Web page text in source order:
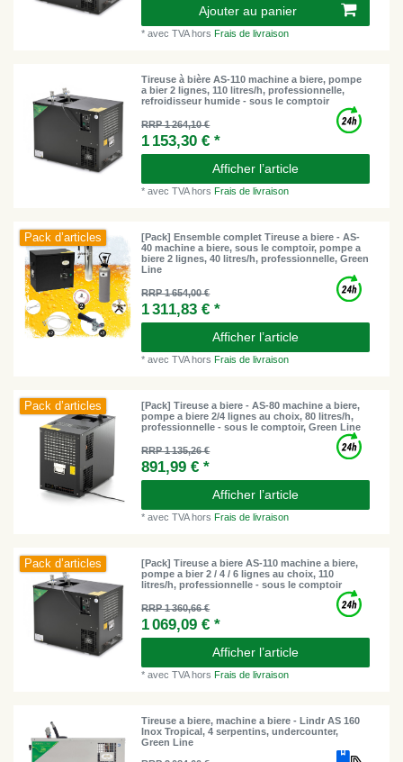
Ajouter au panier
*avec TVAhorsFrais de livraison
Tireuse à bière AS-110 machine a biere, pompe
a bier 2 lignes, 110 litres/h, professionnelle,
refroidisseur humide - sous le comptoir
RRP 1 264,10 €
1 153,30 € *
Afficher l’article
*avec TVAhorsFrais de livraison
Pack d’articles
[Pack] Ensemble complet Tireuse a biere - AS-
40 machine a biere, sous le comptoir, pompe a
biere 2 lignes, 40 litres/h, professionnelle, Green
Line
RRP 1 654,00 €
1 311,83 € *
Afficher l’article
*avec TVAhorsFrais de livraison
Pack d’articles
[Pack] Tireuse a biere - AS-80 machine a biere,
pompe a biere 2/4 lignes au choix, 80 litres/h,
professionnelle - sous le comptoir, Green Line
RRP 1 135,26 €
891,99 € *
Afficher l’article
*avec TVAhorsFrais de livraison
Pack d’articles
[Pack] Tireuse a biere AS-110 machine a biere,
pompe a bier 2 / 4 / 6 lignes au choix, 110
litres/h, professionnelle - sous le comptoir
RRP 1 360,66 €
1 069,09 € *
Afficher l’article
*avec TVAhorsFrais de livraison
Tireuse a biere, machine a biere - Lindr AS 160
Inox Tropical, 4 serpentins, undercounter,
Green Line